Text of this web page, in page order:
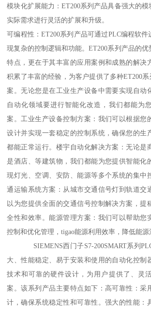
模块化扩展能力：ET200系列产品具备强大的
实际需求进行灵活的扩展和升级。
可编程性：ET200系列产品可通过PLC编程软
现复杂的控制逻辑和功能。ET200系列产品的
特点，更在于其丰富的应用案例和成熟的解决
积累了丰富的经验，为客户提供了多种ET200
案。无论您是在工业生产设备中需要实现自动
自动化领域要进行智能化改造，我们都能为
案。工业生产设备控制方案：我们可以根据您
设计并实现一套稳定的控制系统，确保您的生
都能正常运行。楼宇自动化解决方案：无论是
是酒店、等建筑物，我们都能为您提供智能化
现灯光、空调、安防、能源等多个系统的集中
通运输系统方案：从城市交通信号灯到轨道交
以为您提供全面的交通信号控制解决方案，提
全性和效率。能源管理方案：我们可以帮助您
控制和优化管理，tigao能源利用效率，降低能源
SIEMENS西门子S7-200SMART系列
大、性能稳定、易于安装和使用的自动化控制
技术和可靠的硬件设计，为用户提供了、灵
案。该系列产品主要特点如下：高可靠性：采
计，确保系统稳定性和可靠性。强大的性能：